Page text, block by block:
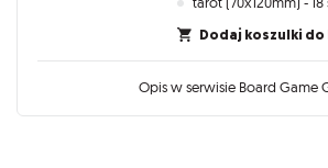
Dodaj koszulki do
Opis w serwisie Board Game